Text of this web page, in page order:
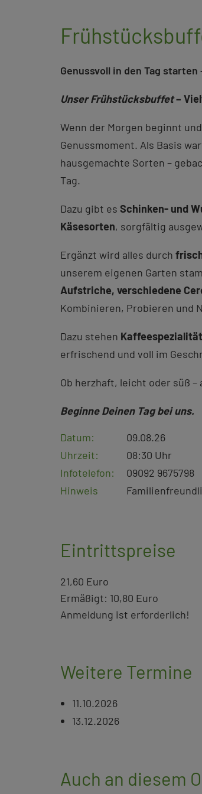
Genussvoll in den Tag
Unser Frühstücksbuffet–
Wenn der Morgen beginnt
Genussmoment. Als Basis
hausgemachte Sorten –
Tag.
Dazu gibt es Schinken- und
Käsesorten, sorgfältig
Ergänzt wird alles durch
unserem eigenen Garten
Aufstriche, verschiedene
Kombinieren, Probieren und
Dazu stehen
erfrischend und voll im
Ob herzhaft, leicht oder süß
Beginne Deinen Tag bei uns.
Datum:
09.08.26
Uhrzeit:
08:30 Uhr
Infotelefon:
09092 9675798
Hinweis
Eintrittspreise
21,60 Euro
Ermäßigt: 10,80 Euro
Anmeldung ist erforderlich!
Weitere Termine
11.10.2026
13.12.2026
Auch an diesem